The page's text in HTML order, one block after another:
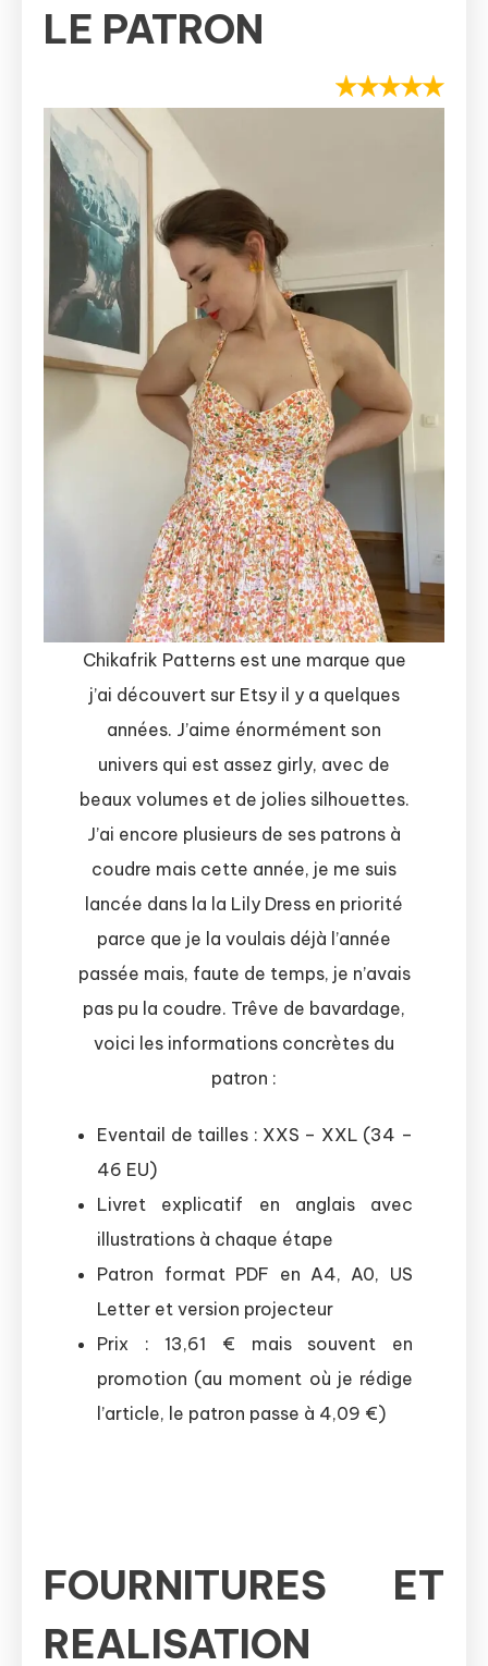
LE PATRON
Chikafrik Patterns est une marque que
j’ai découvert sur Etsy il y a quelques
années. J’aime énormément son
univers qui est assez girly, avec de
beaux volumes et de jolies silhouettes.
J’ai encore plusieurs de ses patrons à
coudre mais cette année, je me suis
lancée dans la la Lily Dress en priorité
parce que je la voulais déjà l’année
passée mais, faute de temps, je n’avais
pas pu la coudre. Trêve de bavardage,
voici les informations concrètes du
patron :
Eventail de tailles : XXS – XXL (34 –
46 EU)
Livret explicatif en anglais avec
illustrations à chaque étape
Patron format PDF en A4, A0, US
Letter et version projecteur
Prix : 13,61 € mais souvent en
promotion (au moment où je rédige
l’article, le patron passe à 4,09 €)
FOURNITURES ET
REALISATION